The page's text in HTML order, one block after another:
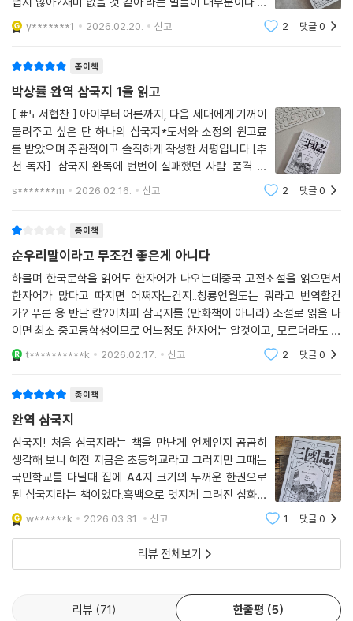
지만.온갖 인간 군상들의 이야기, 사건사건을 풀어 나가는
모습등은 나라면...? 을 상상하게 하는 동아시아 최고의
y*******1 2026.02.20. 신고 2 댓글0
종이책
박상률 완역 삼국지 1을 읽고
[ #도서협찬 ] 아이부터 어른까지, 다음 세대에게 기꺼이
물려주고 싶은 단 하나의 삼국지*도서와 소정의 원고료
를 받았으며 주관적이고 솔직하게 작성한 서평입니다.[추
천 독자]-삼국지 완독에 번번이 실패했던 사람-품격 있
는 순우리말 번역의 힘을 경험하고 싶은 사람-아이와 함
s*******m 2026.02.16. 신고 2 댓글0
종이책
순우리말이라고 무조건 좋은게 아니다
하물며 한국문학을 읽어도 한자어가 나오는데중국 고전소설을 읽으면서
한자어가 많다고 따지면 어쩌자는건지..청룡언월도는 뭐라고 번역할건
가? 푸른 용 반달 칼?어차피 삼국지를 (만화책이 아니라) 소설로 읽을 나
이면 최소 중고등학생이므로 어느정도 한자어는 알것이고, 모르더라도 배
우면서 읽는게 도움이 된다.삽화도 무슨 고분벽화 컨셉인지, 컬러가 죄다
황토색이다.책 날개에는
t**********k 2026.02.17. 신고 2 댓글0
종이책
완역 삼국지
삼국지! 처음 삼국지라는 책을 만난게 언제인지 곰곰히
생각해 보니 예전 지금은 초등학교라고 그러지만 그때는
국민학교를 다닐때 집에 A4지 크기의 두꺼운 한권으로
된 삼국지라는 책이었다.흑백으로 멋지게 그려진 삽화들
과 함께 세로로 쓰여진 유비, 관우, 장비 등 수많은 장수들
의 활약상이 그려진...그때는 그냥 그림이 멋있어 보이고
이야기도 흥미진진해서 삼분의 일쯤 읽었던 것
w******k 2026.03.31. 신고 1 댓글0
리뷰 전체보기
리뷰 71 한줄평 5